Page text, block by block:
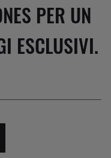
PER UN
ESCLUSIVI.